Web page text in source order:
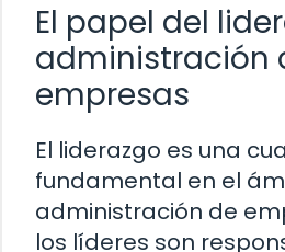
El papel del
administración
empresas
El liderazgo es una
fundamental en el
administración de
los líderes son